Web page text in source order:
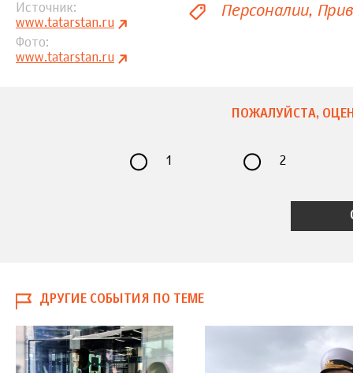
Источник
www.tatarstan.ru
Фото
www.tatarstan.ru
Персоналии
ПОЖАЛУЙСТА,
1 2
ДРУГИЕ СОБЫТИЯ ПО ТЕМЕ